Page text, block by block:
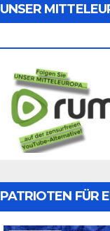
UNSER
PATRIOTEN FÜR